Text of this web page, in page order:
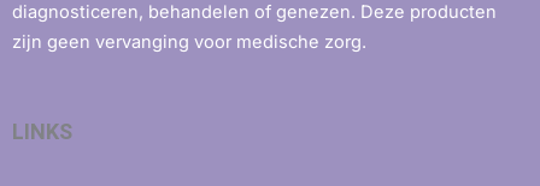
diagnosticeren, behandelen of genezen. Deze producten
zijn geen vervanging voor medische zorg.
LINKS